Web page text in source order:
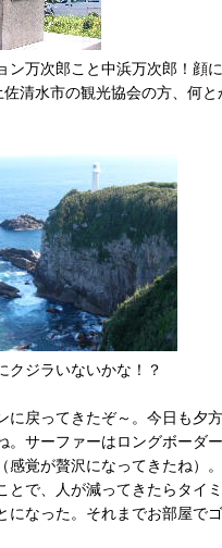
ン万次郎こと中浜万次郎！顔
清水市の観光協会の方、何と
クジラいないかな！？
に戻ってきたぞ～。今日も夕
。サーファーはロングボーダ
感覚が贅沢になってきたね）
とで、人が減ってきたらタイ
になった。それまでお部屋で